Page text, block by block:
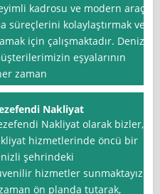
kadrosu ve modern araç
süreçlerini kolaylaştırmak ve
için çalışmaktadır. Denizli
eşyalarının
zaman
Nakliyat
Nakliyat olarak bizler,
hizmetlerinde öncü bir
şehrindeki
hizmetler sunmaktayız.
ön planda tutarak,